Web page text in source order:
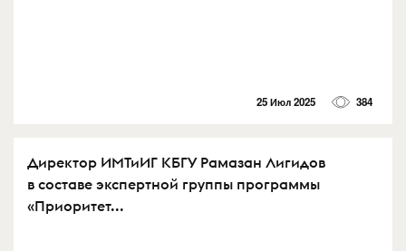
25 Июл 2025 384
Директор ИМТиИГ КБГУ Рамазан Лигидов
в составе экспертной группы программы
«Приоритет...